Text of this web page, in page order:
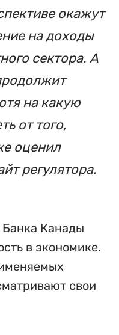
окажут
на доходы
сектора. А
на какую
от того,
оценил
регулятора.
Банка Канады
в экономике.
свои